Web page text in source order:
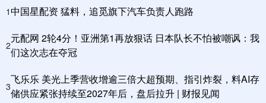
1中国星配资 猛料，追觅旗下汽车负责人跑路
2
元配网 2轮4分！亚洲第1再放狠话 日本队长不怕被嘲讽：我
们这次志在夺冠
3
飞乐乐 美光上季营收增逾三倍大超预期、指引炸裂，料AI存
储供应紧张持续至2027年后，盘后拉升 | 财报见闻